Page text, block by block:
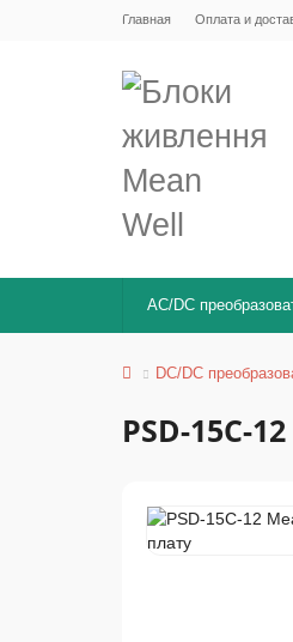
Главная Оплата и
AC/DC
DC/DC
PSD-15C-